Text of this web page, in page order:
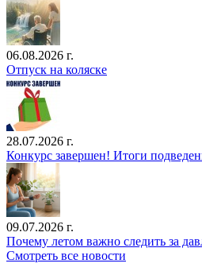
06.08.2026 г.
Отпуск на коляске
28.07.2026 г.
Конкурс завершен! Итоги
09.07.2026 г.
Почему летом важно следить за
Смотреть все новости